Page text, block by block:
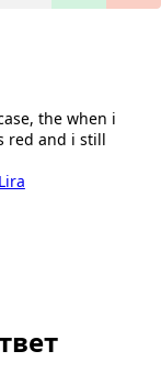
the when i
red and i still